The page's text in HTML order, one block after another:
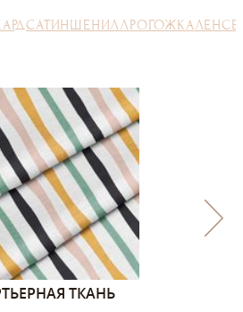
САТИНШЕНИЛЛРОГОЖКАЛЕН
ТКАНЬ